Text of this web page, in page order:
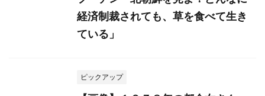
経済制裁されても、草を食べて生き
ている」
ピックアップ